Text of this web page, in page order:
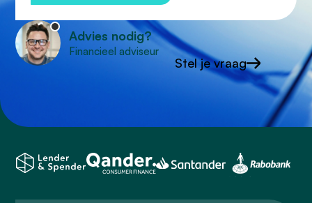
Advies nodig?
Financieel adviseur
Stel je vraag